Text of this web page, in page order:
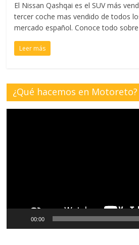
El Nissan Qashqai es el SUV más
tercer coche mas vendido de todos
mercado español. Conoce todo
Leer más
¿Qué hacemos en Motoreto?
00:00